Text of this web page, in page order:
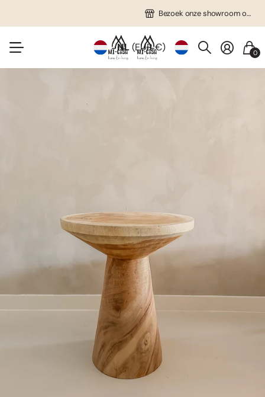
Bezoek onze showroom op afspraak!
NL(EUR €) 0